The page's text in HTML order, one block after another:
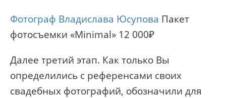
Фотограф Владислава Юсупова Пакет
фотосъемки «Minimal» 12 000₽
Далее третий этап. Как только Вы
определились с референсами своих
свадебных фотографий, обозначили для